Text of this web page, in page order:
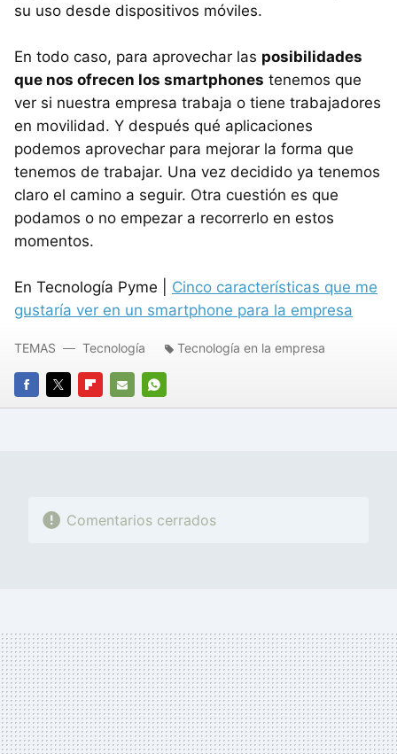
su uso desde dispositivos móviles.
En todo caso, para aprovechar las posibilidades
que nos ofrecen los smartphones tenemos que
ver si nuestra empresa trabaja o tiene trabajadores
en movilidad. Y después qué aplicaciones
podemos aprovechar para mejorar la forma que
tenemos de trabajar. Una vez decidido ya tenemos
claro el camino a seguir. Otra cuestión es que
podamos o no empezar a recorrerlo en estos
momentos.
En Tecnología Pyme | Cinco características que me
gustaría ver en un smartphone para la empresa
FACEBOOK
TWITTERFLIPBOARD
E-
WHATSAPP
TEMAS Tecnología Tecnología en la empresa
Comentarios cerrados